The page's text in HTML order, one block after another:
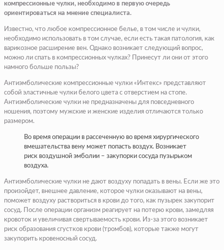
компрессионные чулки, необходимо в первую очередь
ориентироваться на мнение специалиста.
Известно, что любое компрессионное белье, в том числе и чулки,
необходимо использовать в том случае, если есть такая патология, как
варикозное расширение вен. Однако возникает следующий вопрос,
можно ли спать в компрессионных чулках? Принесут ли они от этого
намного больше пользы?
Антиэмболические компрессионные чулки «Интекс» представляют
собой эластичные чулки белого цвета с отверстием на стопе.
Антиэмболические чулки не предназначены для повседневного
ношения, поэтому мужские и женские изделия отличаются только
размером.
Во время операции в рассеченную во время хирургического
вмешательства вену может попасть воздух. Возникает
риск воздушной эмболии – закупорки сосуда пузырьком
воздуха.
Антиэмболические чулки не дают воздуху попадать в вены. Если же это
произойдет, внешнее давление, которое чулки оказывают на вены,
поможет воздуху раствориться в крови до того, как пузырек закупорит
сосуд. После операции организм реагирует на потерю крови, замедляя
кровоток и увеличивая свертываемость крови. Из-за этого возникает
риск образования сгустков крови (тромбов), которые также могут
закупорить кровеносный сосуд.